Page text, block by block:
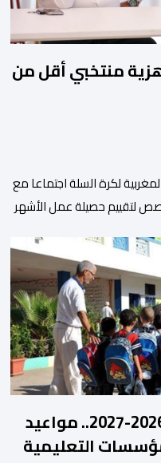
منتخبي أقل من
لكرة السلة اجتماعا مع
خصص لتقييم حصيلة عمل الأشهر
وشهد الاجتماع تقديم عرض
مفصل حول مشاركة المنتخبين الوطنيين لأقل من 18 سنة، إناثا وذكورا،
تفاصيل الدخول المدرسي 2026-2027.. مواعيد
التعليمية